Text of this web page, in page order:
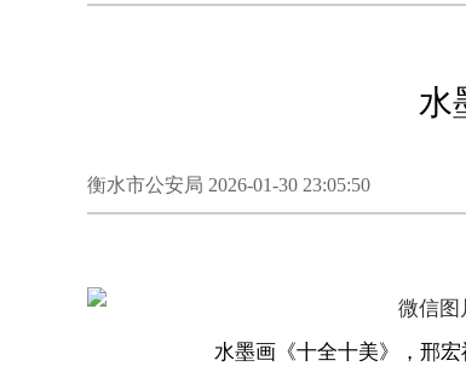
水
衡水市公安局 2026-01-30 23:05:50
水墨画《十全十美》，邢